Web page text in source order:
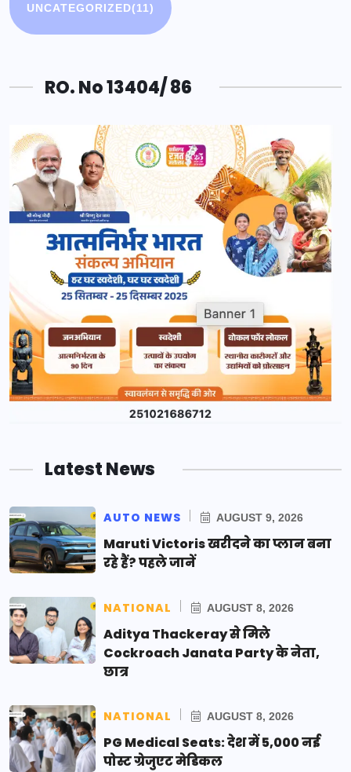
UNCATEGORIZED(11)
RO. No 13404/ 86
Latest News
AUTO NEWS AUGUST 9, 2026
Maruti Victoris खरीदने का प्लान बना
रहे हैं? पहले जानें
NATIONAL AUGUST 8, 2026
Aditya Thackeray से मिले
Cockroach Janata Party के नेता,
छात्र
NATIONAL AUGUST 8, 2026
PG Medical Seats: देश में 5,000 नई
पोस्ट ग्रेजुएट मेडिकल